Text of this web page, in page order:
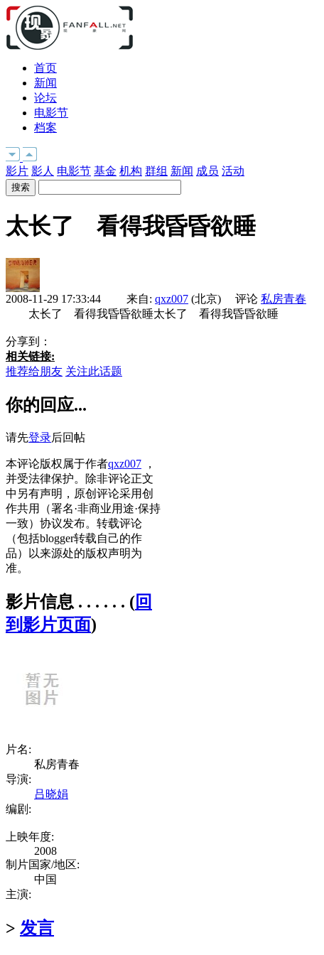
首页
新闻
论坛
电影节
档案
影片 影人 电影节 基金 机构 群组 新闻 成员 活动
太长了 看得我昏昏欲睡
2008-11-29 17:33:44 来自: qxz007 (北京) 评论 私房青春
太长了 看得我昏昏欲睡太长了 看得我昏昏欲睡
分享到：
相关链接:
推荐给朋友 关注此话题
你的回应...
请先登录后回帖
本评论版权属于作者qxz007 ，
并受法律保护。除非评论正文
中另有声明，原创评论采用创
作共用（署名·非商业用途·保持
一致）协议发布。转载评论
（包括blogger转载自己的作
品）以来源处的版权声明为
准。
影片信息 . . . . . . (回
到影片页面)
片名:
私房青春
导演:
吕晓娟
编剧:
上映年度:
2008
制片国家/地区:
中国
主演:
> 发言